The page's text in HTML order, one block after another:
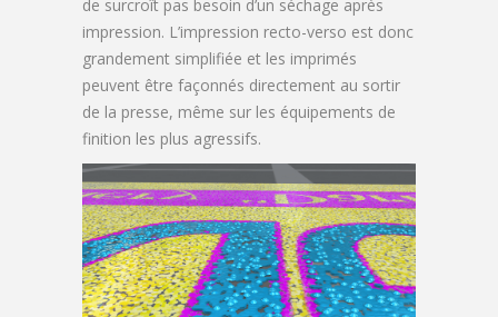
de surcroît pas besoin d’un séchage après
impression. L’impression recto-verso est donc
grandement simplifiée et les imprimés
peuvent être façonnés directement au sortir
de la presse, même sur les équipements de
finition les plus agressifs.